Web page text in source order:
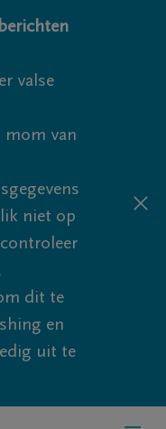
valse
mom van
niet op
dit te
en
uit te